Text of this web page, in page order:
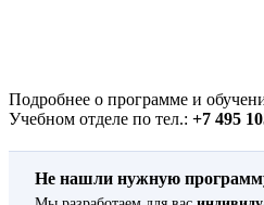
Подробнее о программе и
Учебном отделе по тел.: +7 495
Не нашли нужную